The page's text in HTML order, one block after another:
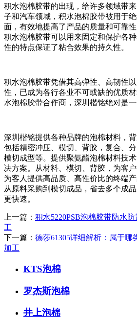
积水泡棉胶带的出现，给许多领域带
子和汽车领域，积水泡棉胶带被用于
面，有效地提高了产品的质量和可靠
积水泡棉胶带可以用来固定和保护各
性的特点保证了粘合效果的持久性。
积水泡棉胶带凭借其高弹性、高韧性
性，已成为各行各业不可或缺的优质
水泡棉胶带合作商，深圳楷铭绝对是
深圳楷铭提供各种品牌的泡棉材料，
包括精密冲压、模切、背胶，复合、分
模切成型等。提供聚氨酯泡棉材料技
决方案。从材料、模切、背胶，为客
为客人提供高品质、高性价比的终端
从原料采购到模切成品，省去多个成
更快速。
上一篇： 积水5220PSB泡棉胶带防水
工
下一篇： 德莎61305详细解析：属于哪
加工
KTS泡棉
罗杰斯泡棉
井上泡棉